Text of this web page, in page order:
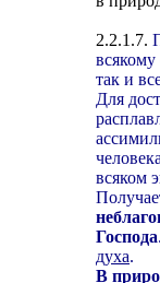
2.2.1.7.
так и
Для
всяком
Господа.
духа.
В